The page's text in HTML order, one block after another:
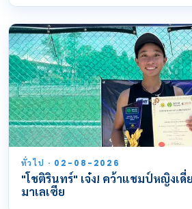
ทั่วไป · 02-08-2026
"โชติรินทร์" เจ๋ง! คว้าแชมป์หญิงเดี่
มาเลเซีย